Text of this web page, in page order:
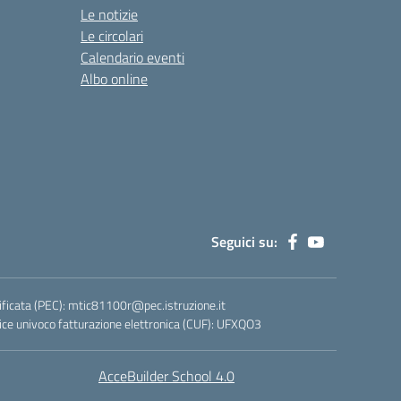
Le notizie
Le circolari
Calendario eventi
Albo online
Seguici su:
(PEC): mtic81100r@pec.istruzione.it
univoco fatturazione elettronica (CUF): UFXQO3
AcceBuilder School 4.0